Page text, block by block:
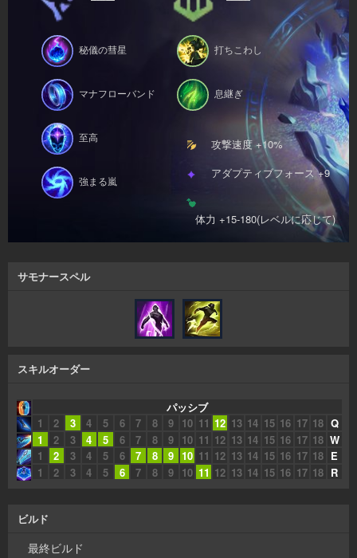
秘儀の彗星
マナフローバンド
至高
強まる嵐
打ちこわし
息継ぎ
攻撃速度 +10%
アダプティブフォース +9
体力 +15-180(レベルに応じて)
サモナースペル
スキルオーダー
パッシブ
1
2 3 4 5 6 7 8 9 10 11 12 13 14 15 16 17 18 Q
1
2 3 4 5 6 7 8 9 10 11 12 13 14 15 16 17 18 W
1
2 3 4 5 6 7 8 9 10 11 12 13 14 15 16 17 18 E
1
2 3 4 5 6 7 8 9 10 11 12 13 14 15 16 17 18 R
ビルド
最終ビルド